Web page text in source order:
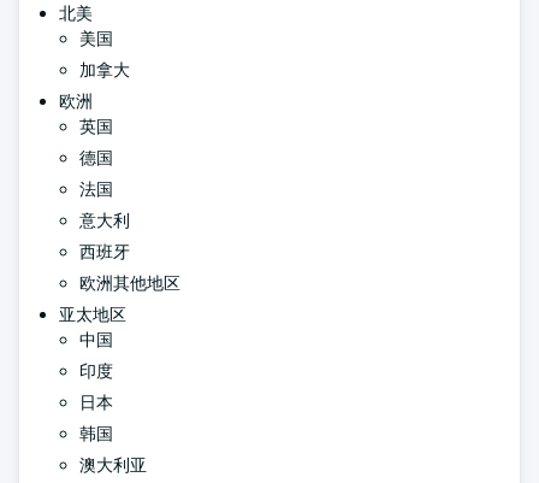
北美
美国
加拿大
欧洲
英国
德国
法国
意大利
西班牙
欧洲其他地区
亚太地区
中国
印度
日本
韩国
澳大利亚